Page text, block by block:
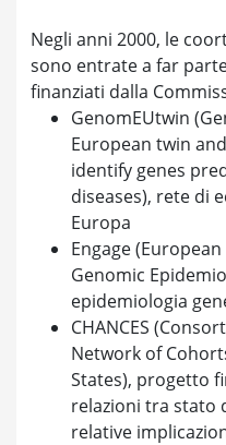
Negli anni 2000, le
sono entrate a far
finanziati dalla
GenomEUtwin
European twin
identify genes
diseases), rete di
Europa
Engage
Genomic
epidemiologia
CHANCES
Network of
States), progetto
relazioni tra stato
relative